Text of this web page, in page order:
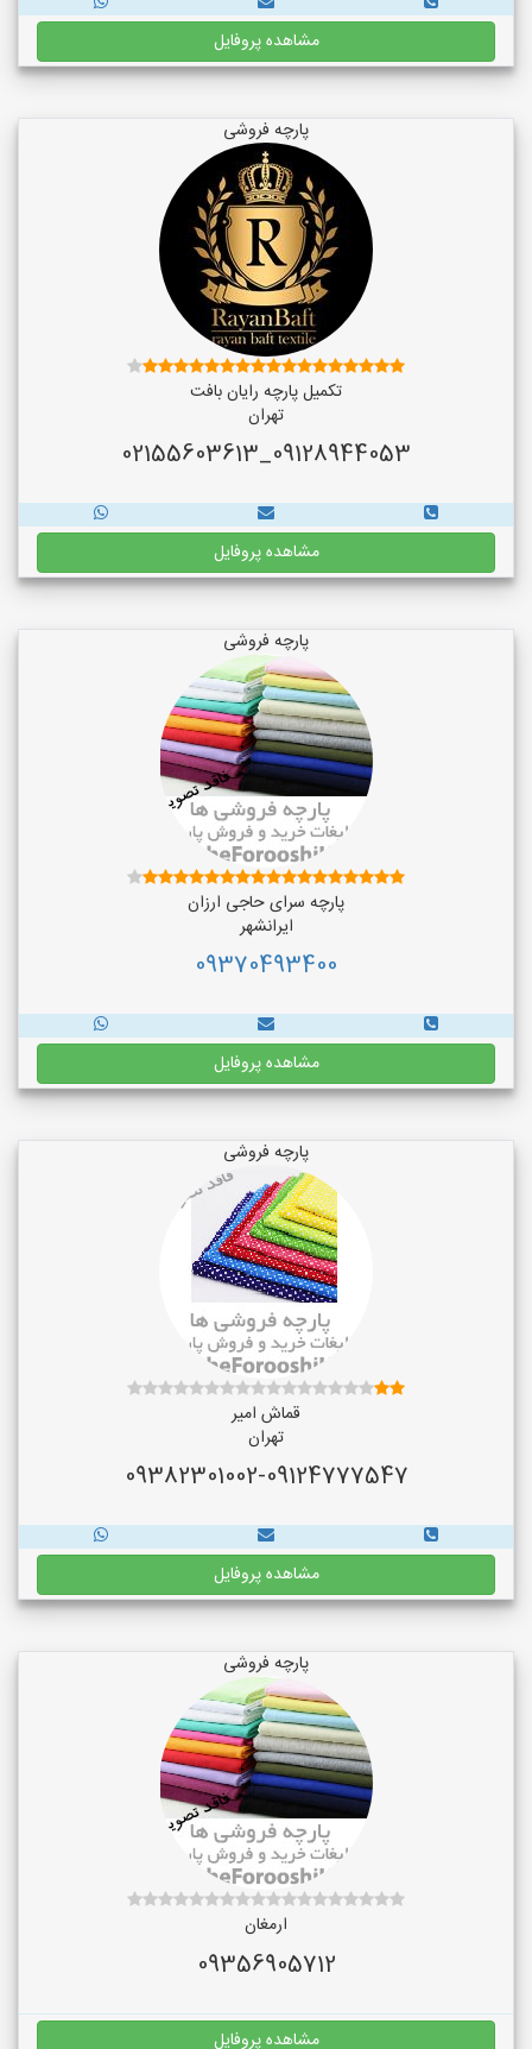
مشاهده پروفایل
پارچه فروشی
تکمیل پارچه رایان بافت
تهران
09128944053_02155603613
مشاهده پروفایل
پارچه فروشی
پارچه سرای حاجی ارزان
ایرانشهر
09370493400
مشاهده پروفایل
پارچه فروشی
قماش امیر
تهران
09382301002-09124777547
مشاهده پروفایل
پارچه فروشی
ارمغان
09356905712
مشاهده پروفایل